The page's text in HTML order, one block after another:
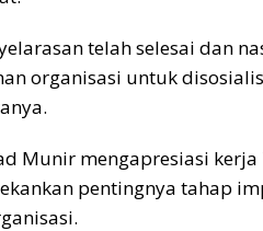
telah selesai dan
organisasi untuk
Munir mengapresiasi kerja
pentingnya tahap